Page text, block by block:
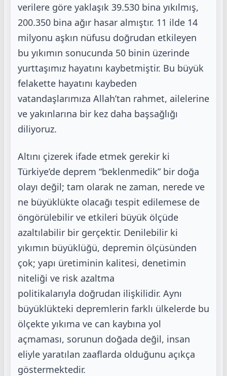
verilere göre yaklaşık 39.530 bina yıkılmış,
200.350 bina ağır hasar almıştır. 11 ilde 14
milyonu aşkın nüfusu doğrudan etkileyen
bu yıkımın sonucunda 50 binin üzerinde
yurttaşımız hayatını kaybetmiştir. Bu büyük
felakette hayatını kaybeden
vatandaşlarımıza Allah’tan rahmet, ailelerine
ve yakınlarına bir kez daha başsağlığı
diliyoruz.
Altını çizerek ifade etmek gerekir ki
Türkiye’de deprem “beklenmedik” bir doğa
olayı değil; tam olarak ne zaman, nerede ve
ne büyüklükte olacağı tespit edilemese de
öngörülebilir ve etkileri büyük ölçüde
azaltılabilir bir gerçektir. Denilebilir ki
yıkımın büyüklüğü, depremin ölçüsünden
çok; yapı üretiminin kalitesi, denetimin
niteliği ve risk azaltma
politikalarıyla doğrudan ilişkilidir. Aynı
büyüklükteki depremlerin farklı ülkelerde bu
ölçekte yıkıma ve can kaybına yol
açmaması, sorunun doğada değil, insan
eliyle yaratılan zaaflarda olduğunu açıkça
göstermektedir.